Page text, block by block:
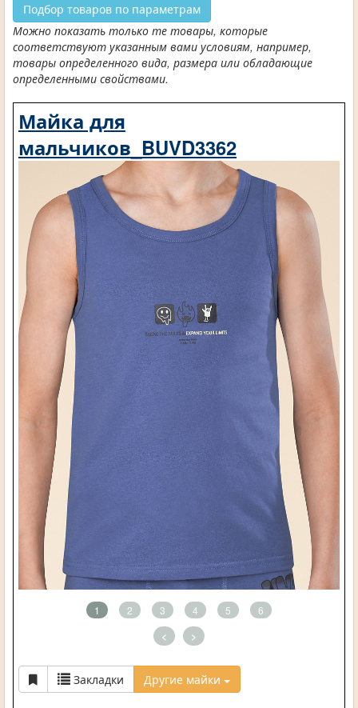
Подбор товаров по параметрам
Можно показать только те товары, которые
соответствуют указанным вами условиям, например,
товары определенного вида, размера или обладающие
определенными свойствами.
Майка для
мальчиков_BUVD3362
1 2 3 4 5 6
< >
Закладки Другие майки